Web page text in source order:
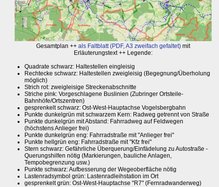
Gesamtplan ++als Faltblatt (PDF, A3 zweifach gefaltet) mit
Erläuterungstext ++ Legende:
Quadrate schwarz: Haltestellen eingleisig
Rechtecke schwarz: Haltestellen zweigleisig (Begegnung/Überholung
möglich)
Strich rot: zweigleisige Streckenabschnitte
Striche pink: Vorgeschlagene Buslinien (Zubringer Ortsteile-
Bahnhöfe/Ortszentren)
gesprenkelt schwarz: Ost-West-Hauptachse Vogelsbergbahn
Punkte dunkelgrün mit schwarzem Kern: Radweg getrennt von Straße
Punkte dunkelgrün mit Abstand: Fahrradweg auf Feldwegen
(höchstens Anlieger frei)
Punkte dunkelgrün eng: Fahrradstraße mit "Anlieger frei"
Punkte hellgrün eng: Fahrradstraße mit "Kfz frei"
Stern schwarz: Gefährliche Überquerung/Einfädelung zu Autostraße -
Querungshilfen nötig (Markierungen, bauliche Anlagen,
Tempobegrenzung usw.)
Punkte schwarz: Aufbesserung der Wegeoberfläche nötig
Lastenradsymbol grün: Lastenradleihstation im Ort
gesprenkelt grün: Ost-West-Hauptachse "R7" (Fernradwanderweg)